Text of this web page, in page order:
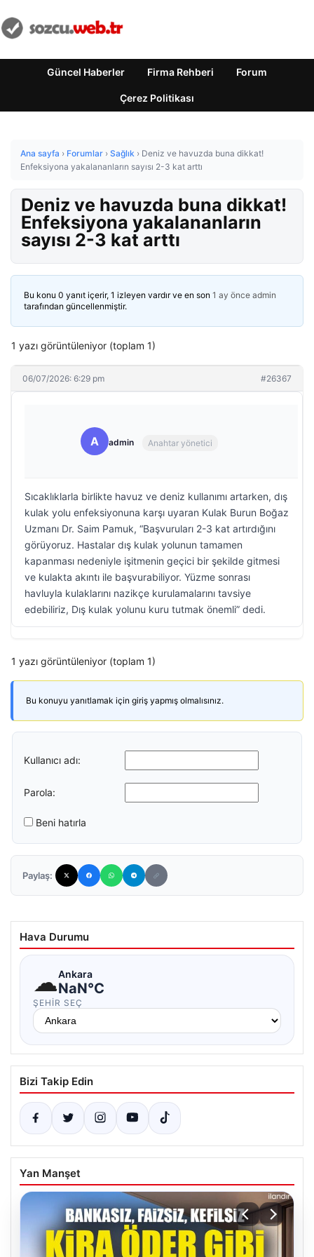
Güncel Haberler Firma Rehberi Forum
Çerez Politikası
Ana sayfa › Forumlar › Sağlık › Deniz ve havuzda buna dikkat!
Enfeksiyona yakalananların sayısı 2-3 kat arttı
Deniz ve havuzda buna dikkat!
Enfeksiyona yakalananların
sayısı 2-3 kat arttı
Bu konu 0 yanıt içerir, 1 izleyen vardır ve en son 1 ay önce admin
tarafından güncellenmiştir.
1 yazı görüntüleniyor (toplam 1)
06/07/2026: 6:29 pm #26367
A admin Anahtar yönetici
Sıcaklıklarla birlikte havuz ve deniz kullanımı artarken, dış
kulak yolu enfeksiyonuna karşı uyaran Kulak Burun Boğaz
Uzmanı Dr. Saim Pamuk, “Başvuruları 2-3 kat artırdığını
görüyoruz. Hastalar dış kulak yolunun tamamen
kapanması nedeniyle işitmenin geçici bir şekilde gitmesi
ve kulakta akıntı ile başvurabiliyor. Yüzme sonrası
havluyla kulaklarını nazikçe kurulamalarını tavsiye
edebiliriz, Dış kulak yolunu kuru tutmak önemli” dedi.
1 yazı görüntüleniyor (toplam 1)
Bu konuyu yanıtlamak için giriş yapmış olmalısınız.
Kullanıcı adı:
Parola:
Beni hatırla
Paylaş:
Hava Durumu
☁Ankara
NaN°C
ŞEHIR SEÇ
Bizi Takip Edin
Yan Manşet